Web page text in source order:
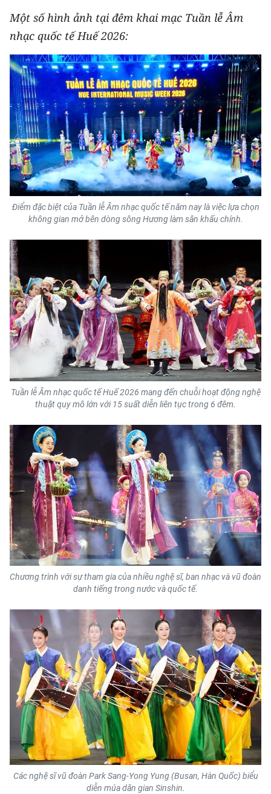
Một số hình ảnh tại đêm khai mạc Tuần lễ Âm
nhạc quốc tế Huế 2026:
Điểm đặc biệt của Tuần lễ Âm nhạc quốc tế năm nay là việc lựa chọn
không gian mở bên dòng sông Hương làm sân khấu chính.
Tuần lễ Âm nhạc quốc tế Huế 2026 mang đến chuỗi hoạt động nghệ
thuật quy mô lớn với 15 suất diễn liên tục trong 6 đêm.
Chương trình với sự tham gia của nhiều nghệ sĩ, ban nhạc và vũ đoàn
danh tiếng trong nước và quốc tế.
Các nghệ sĩ vũ đoàn Park Sang-Yong Yung (Busan, Hàn Quốc) biểu
diễn múa dân gian Sinshin.